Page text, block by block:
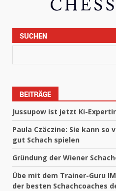
SUCHEN
BEITRÄGE
Jussupow ist jetzt Ki-
Paula Czäczine: Sie kann
gut Schach spielen
Gründung der Wiener
Übe mit dem Trainer-Guru
der besten Schachcoaches